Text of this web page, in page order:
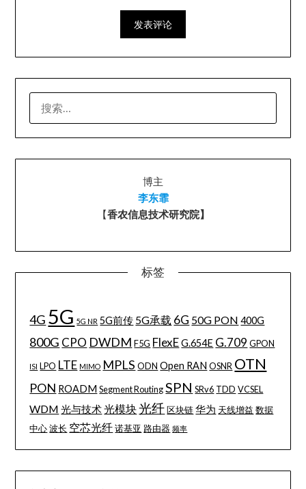
索：
博主
李东霏
【香农信息技术研究院】
标签
4G 5G 5G NR 5G前传 5G承载 6G 50G PON 400G
800G CPO DWDM F5G FlexE G.654E G.709 GPON
ISI LPO LTE MIMO MPLS ODN Open RAN OSNR OTN
PON ROADM Segment Routing SPN SRv6 TDD VCSEL
WDM 光与技术 光模块光纤 区块链 华为 天线增益 数据
中心 波长 空芯光纤 诺基亚 路由器 频率